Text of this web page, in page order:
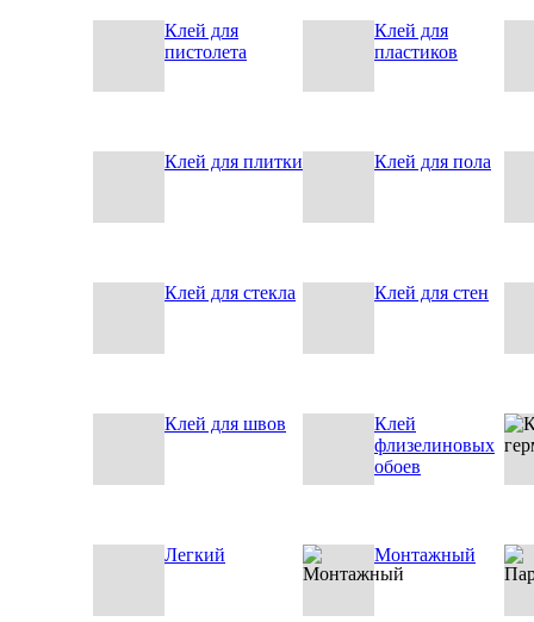
Клей для
пистолета
Клей для
пластиков
Клей для плитки Клей для пола
Клей для стекла Клей для стен
Клей для швов
Клей
флизелиновых
обоев
Легкий Монтажный